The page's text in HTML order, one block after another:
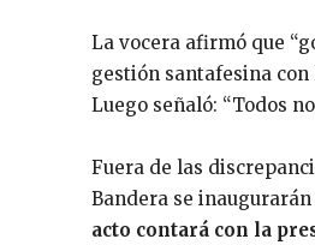
La vocera afirmó que
gestión santafesina
Luego señaló: “Todos
Fuera de las
Bandera se
acto contará con la